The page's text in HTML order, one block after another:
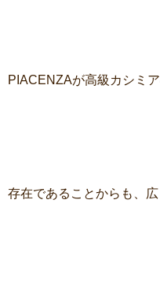
PIACENZAが高級カシミ
存在であることからも、広